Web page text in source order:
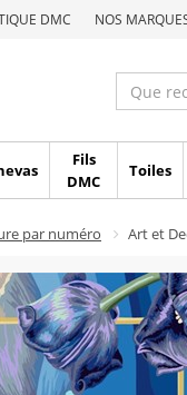
DMC NOS
Fils
DMC
Toiles
par numéro Art et